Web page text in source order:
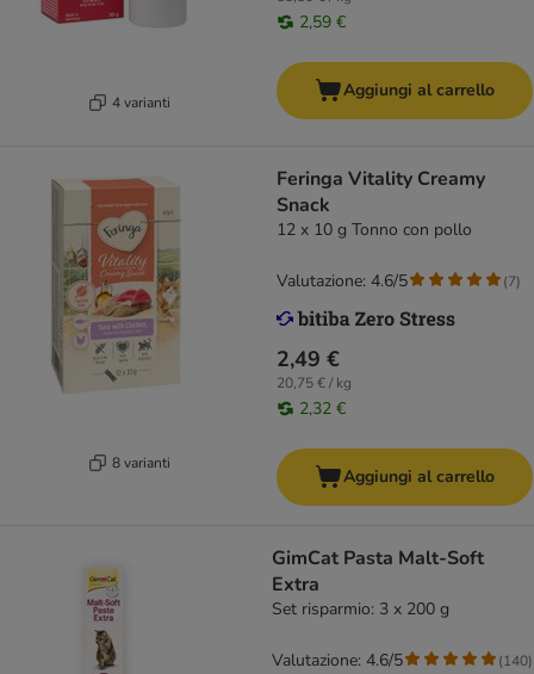
4 varianti
2,59 €
Aggiungi al carrello
8 varianti
Feringa Vitality Creamy
Snack
12 x 10 g Tonno con pollo
2,49 €
20,75 € / kg
2,32 €
Valutazione: 4.6/5 (7)
Aggiungi al carrello
GimCat Pasta Malt-Soft
Extra
Set risparmio: 3 x 200 g
Valutazione: 4.6/5 (140)